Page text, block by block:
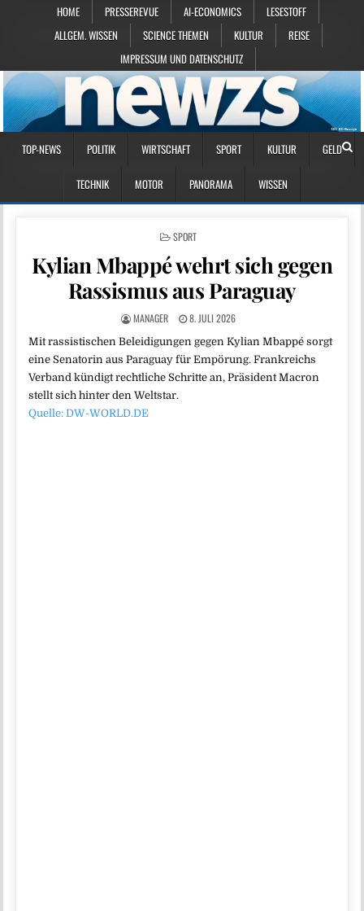
HOME PRESSEREVUE AI-ECONOMICS
LESESTOFF
ALLGEM. WISSEN
SCIENCE THEMEN KULTUR
REISE
IMPRESSUM UND DATENSCHUTZ
TOP-NEWS POLITIK WIRTSCHAFT SPORT KULTUR GELD
TECHNIK MOTOR PANORAMA WISSEN
POSTED IN
SPORT
Kylian Mbappé wehrt sich gegen
Rassismus aus Paraguay
MANAGER 8. JULI 2026
Mit rassistischen Beleidigungen gegen Kylian Mbappé sorgt
eine Senatorin aus Paraguay für Empörung. Frankreichs
Verband kündigt rechtliche Schritte an, Präsident Macron
stellt sich hinter den Weltstar.
Quelle: DW-WORLD.DE